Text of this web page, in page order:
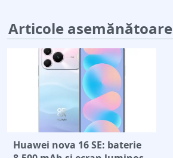
Articole asemănătoare
Huawei nova 16 SE: baterie